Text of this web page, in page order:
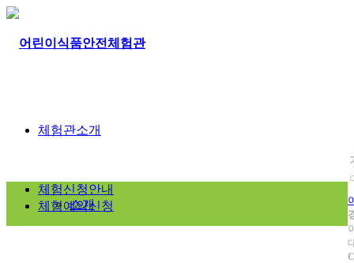
체험관소개
소개
체험신청안내
체험예약신청